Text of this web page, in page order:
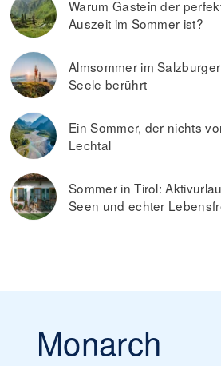
Warum Gastein der
Auszeit im Sommer ist?
Almsommer im
Seele berührt
Ein Sommer, der nichts
Lechtal
Sommer in Tirol:
Seen und echter
Monarch